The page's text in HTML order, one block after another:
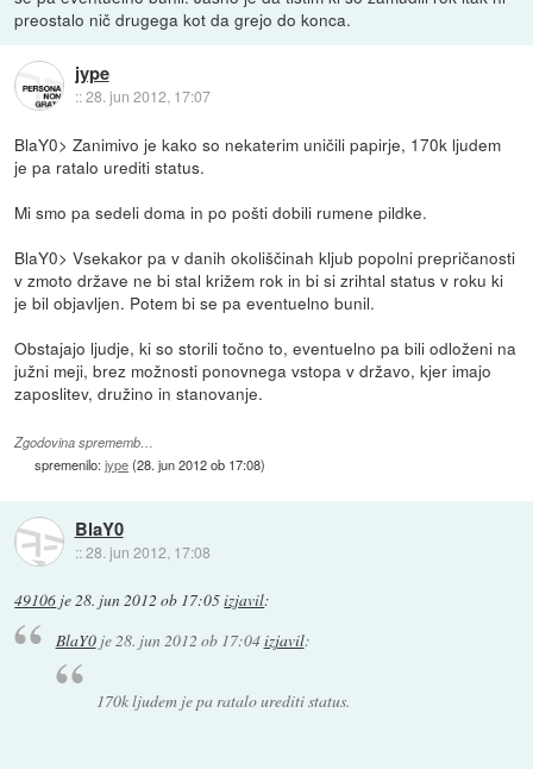
preostalo nič drugega kot da grejo do konca.
jype
::28. jun 2012, 17:07
BlaY0> Zanimivo je kako so nekaterim uničili papirje, 170k ljudem
je pa ratalo urediti status.
Mi smo pa sedeli doma in po pošti dobili rumene pildke.
BlaY0> Vsekakor pa v danih okoliščinah kljub popolni prepričanosti
v zmoto države ne bi stal križem rok in bi si zrihtal status v roku ki
je bil objavljen. Potem bi se pa eventuelno bunil.
Obstajajo ljudje, ki so storili točno to, eventuelno pa bili odloženi na
južni meji, brez možnosti ponovnega vstopa v državo, kjer imajo
zaposlitev, družino in stanovanje.
Zgodovina sprememb…
spremenilo:jype(28. jun 2012 ob 17:08)
BlaY0
::28. jun 2012, 17:08
49106 je28. jun 2012 ob 17:05izjavil:
BlaY0je 28. jun 2012 ob 17:04izjavil:
170k ljudem je pa ratalo urediti status.